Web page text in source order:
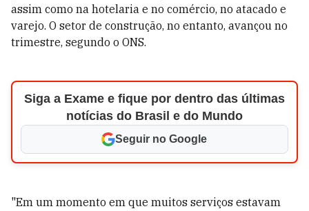
assim como na hotelaria e no comércio, no atacado e
varejo. O setor de construção, no entanto, avançou no
trimestre, segundo o ONS.
Siga a Exame e fique por dentro das últimas
notícias do Brasil e do Mundo
Seguir no Google
"Em um momento em que muitos serviços estavam